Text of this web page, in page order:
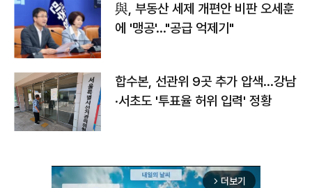
與, 부동산 세제 개편안 비판 오세훈
에 '맹공'…"공급 억제기"
합수본, 선관위 9곳 추가 압색…강남
·서초도 '투표율 허위 입력' 정황
arrow_forward_ios 더보기